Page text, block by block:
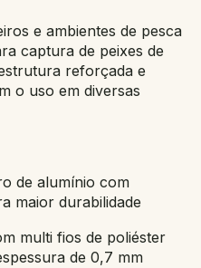
e ambientes de pesca
captura de peixes de
reforçada e
o uso em diversas
de alumínio com
maior durabilidade
multi fios de poliéster
de 0,7 mm